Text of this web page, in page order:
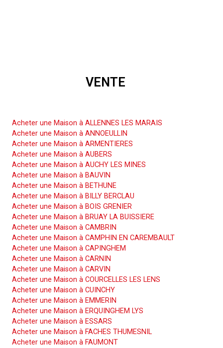
VENTE
Acheter une Maison à ALLENNES LES MARAIS
Acheter une Maison à ANNOEULLIN
Acheter une Maison à ARMENTIERES
Acheter une Maison à AUBERS
Acheter une Maison à AUCHY LES MINES
Acheter une Maison à BAUVIN
Acheter une Maison à BETHUNE
Acheter une Maison à BILLY BERCLAU
Acheter une Maison à BOIS GRENIER
Acheter une Maison à BRUAY LA BUISSIERE
Acheter une Maison à CAMBRIN
Acheter une Maison à CAMPHIN EN CAREMBAULT
Acheter une Maison à CAPINGHEM
Acheter une Maison à CARNIN
Acheter une Maison à CARVIN
Acheter une Maison à COURCELLES LES LENS
Acheter une Maison à CUINCHY
Acheter une Maison à EMMERIN
Acheter une Maison à ERQUINGHEM LYS
Acheter une Maison à ESSARS
Acheter une Maison à FACHES THUMESNIL
Acheter une Maison à FAUMONT